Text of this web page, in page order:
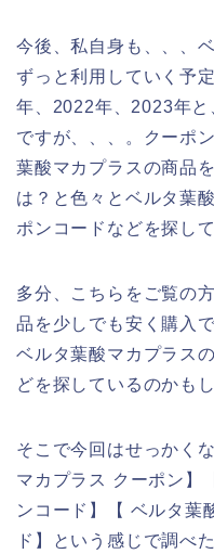
今後、私自身も、、、
ずっと利用していく予
年、2022年、2023年
ですが、、、。クーポ
葉酸マカプラスの商品
は？と色々とベルタ葉
ポンコードなどを探し
多分、こちらをご覧の
品を少しでも安く購入
ベルタ葉酸マカプラス
どを探しているのかも
そこで今回はせっかく
マカプラス クーポン】
ンコード】【 ベルタ葉
ド】という感じで調べ